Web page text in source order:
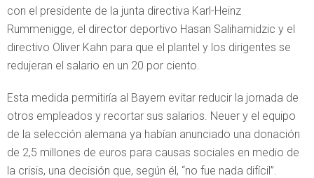
con el presidente de la junta directiva Karl-Heinz
Rummenigge, el director deportivo Hasan Salihamidzic y el
directivo Oliver Kahn para que el plantel y los dirigentes se
redujeran el salario en un 20 por ciento.
Esta medida permitiría al Bayern evitar reducir la jornada de
otros empleados y recortar sus salarios. Neuer y el equipo
de la selección alemana ya habían anunciado una donación
de 2,5 millones de euros para causas sociales en medio de
la crisis, una decisión que, según él, “no fue nada difícil”.